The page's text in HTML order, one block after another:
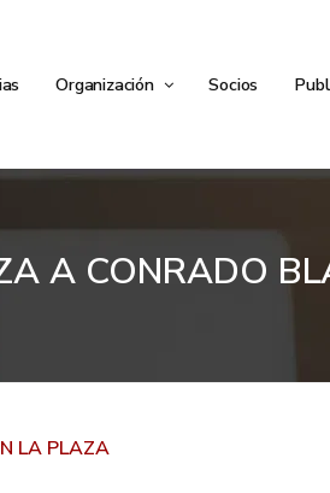
Organización Socios
A CONRADO
LA PLAZA